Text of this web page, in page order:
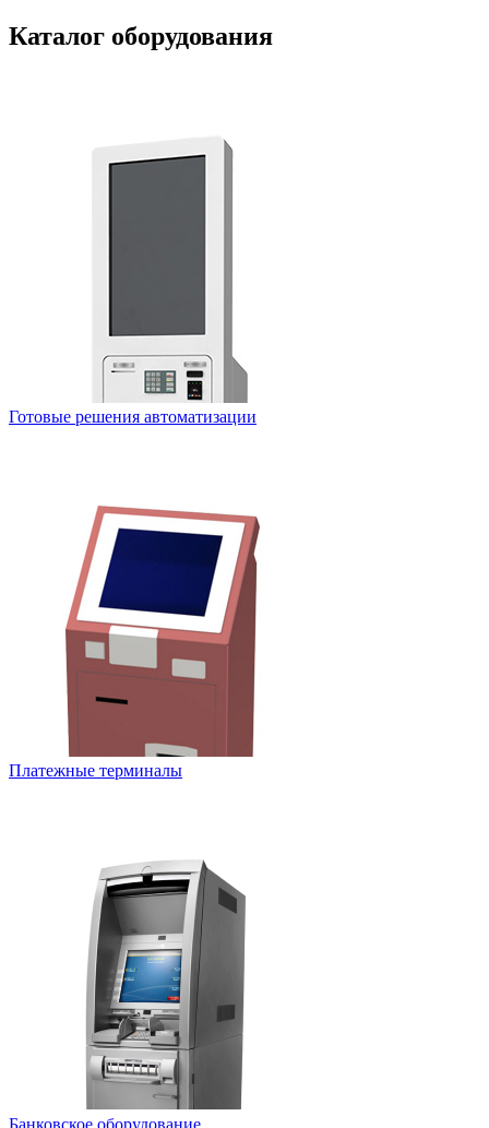
Каталог оборудования
Готовые решения автоматизации
Платежные терминалы
Банковское оборудование